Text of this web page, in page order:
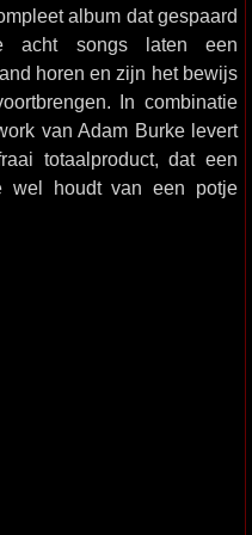
album dat gespaard
acht songs laten een
horen en zijn het bewijs
In combinatie
van Adam Burke levert
totaalproduct, dat een
wel houdt van een potje